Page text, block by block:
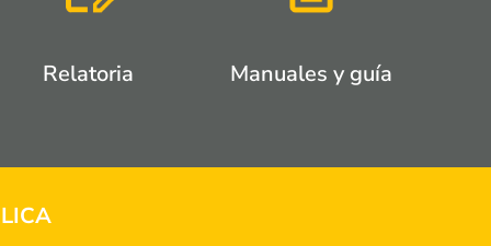
Relatoria Manuales y guía